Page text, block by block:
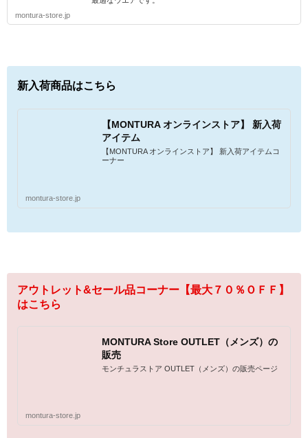
montura-store.jp
新入荷商品はこちら
【MONTURA オンラインストア】 新入荷
アイテム
【MONTURA オンラインストア】 新入荷アイテムコ
ーナー
montura-store.jp
アウトレット&セール品コーナー【最大７０％ＯＦＦ】
はこちら
MONTURA Store OUTLET（メンズ）の
販売
モンチュラストア OUTLET（メンズ）の販売ページ
montura-store.jp